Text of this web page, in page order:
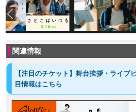
関連情報
【注目のチケット】舞台挨拶・ライブ
目情報はこちら